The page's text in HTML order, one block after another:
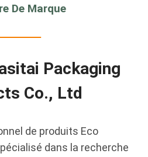
De Marque
Packaging
Co., Ltd
de produits Eco
dans la recherche